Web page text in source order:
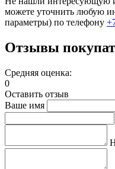
можете уточнить любую
параметры) по телефону
Отзывы
Средняя оценка:
0
Оставить отзыв
Ваше имя